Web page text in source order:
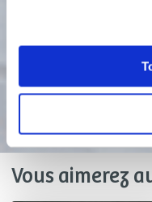
Vous aimerez